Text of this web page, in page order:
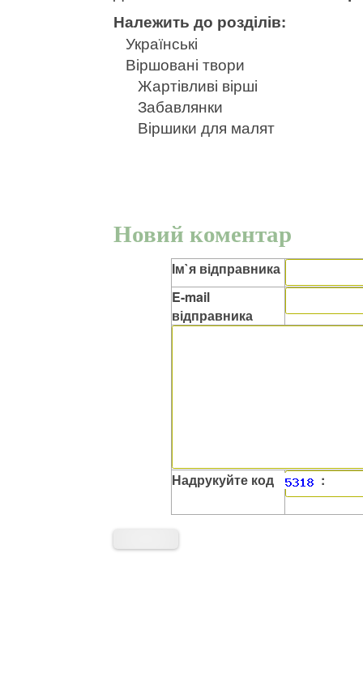
Належить до розділів:
Українські
Віршовані твори
Жартівливі вірші
Забавлянки
Віршики для малят
Новий коментар
Ім`я відправника
E-mail
відправника
Надрукуйте код :